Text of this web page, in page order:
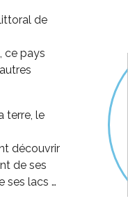
de
ce pays
terre, le
découvrir
de ses
ses lacs …